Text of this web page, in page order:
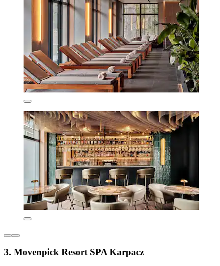
3. Movenpick Resort SPA Karpacz